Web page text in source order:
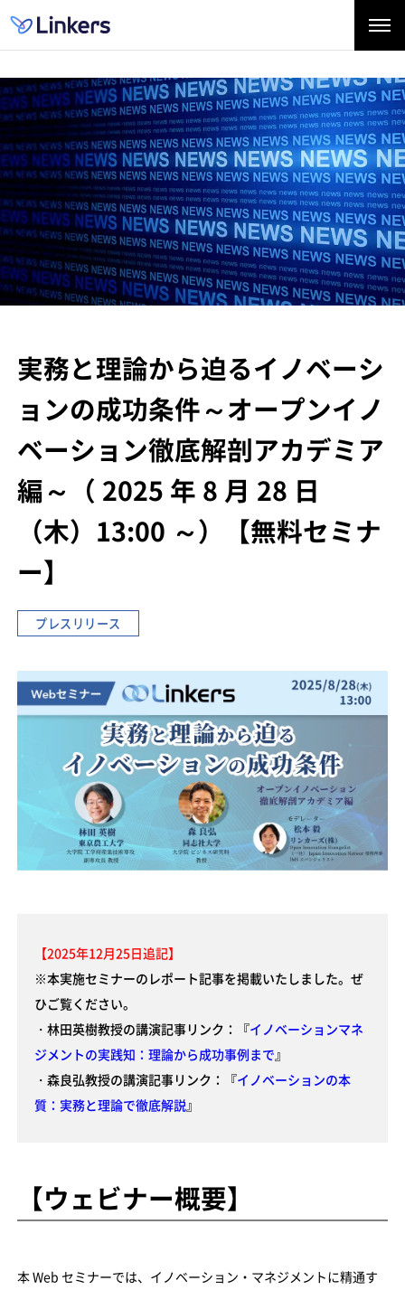
実務と理論から迫るイノベーシ
ョンの成功条件 ～オープンイノ
ベーション徹底解剖アカデミア
編～
（ 2025 年 8 月 28 日
（木）13:00 ～）
【無料セミナ
ー】
プレスリリース
【2025年12月25日追記】
※本実施セミナーのレポート記事を掲載いたしました。ぜ
ひご覧ください。
・林田英樹教授の講演記事リンク：『イノベーションマネ
ジメントの実践知：理論から成功事例まで 』
・森良弘教授の講演記事リンク：『イノベーションの本
質：実務と理論で徹底解説』
【ウェビナー概要】
本 Web セミナーでは、イノベーション・マネジメントに精通す